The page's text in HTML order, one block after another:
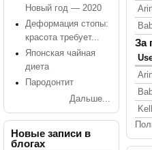
Новый год — 2020
Деформация стопы:
красота требует...
Японская чайная
диета
Пародонтит
Дальше...
Новые записи в
блогах
За